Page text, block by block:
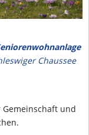
Chaussee
und